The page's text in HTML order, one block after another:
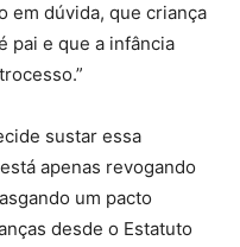
em dúvida, que criança
pai e que a infância
sustar essa
apenas revogando
um pacto
desde o Estatuto